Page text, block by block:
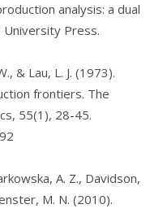
analysis: a dual
University Press.
& Lau, L. J. (1973).
frontiers. The
, 55(1), 28-45.
A. Z., Davidson,
M. N. (2010).